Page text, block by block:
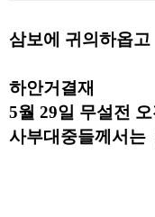
삼보에 귀의하옵고
하안거결재
5월 29일 무설전
사부대중들께서는